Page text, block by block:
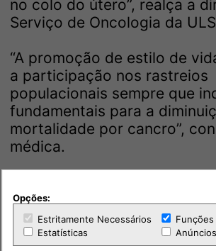
no colo do útero”, realça a
Serviço de Oncologia da
“A promoção de estilo de
a participação nos rastreios
populacionais sempre que
fundamentais para a
mortalidade por cancro”,
médica.
Opções:
Estritamente Necessários
Funções
Estatísticas